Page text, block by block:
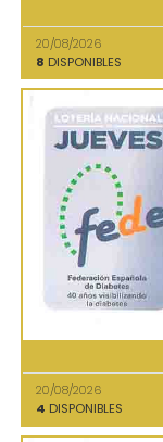
20/08/2026
8 DISPONIBLES
20/08/2026
4 DISPONIBLES